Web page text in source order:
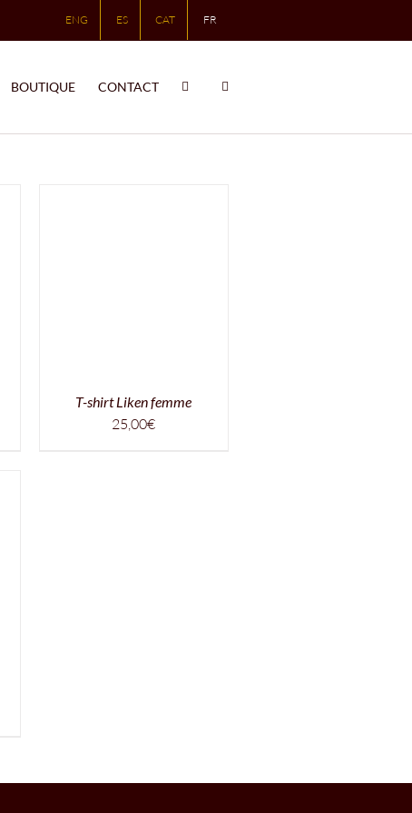
ENG ES CAT FR
BOUTIQUE CONTACT
T-shirt Liken femme
25,00€